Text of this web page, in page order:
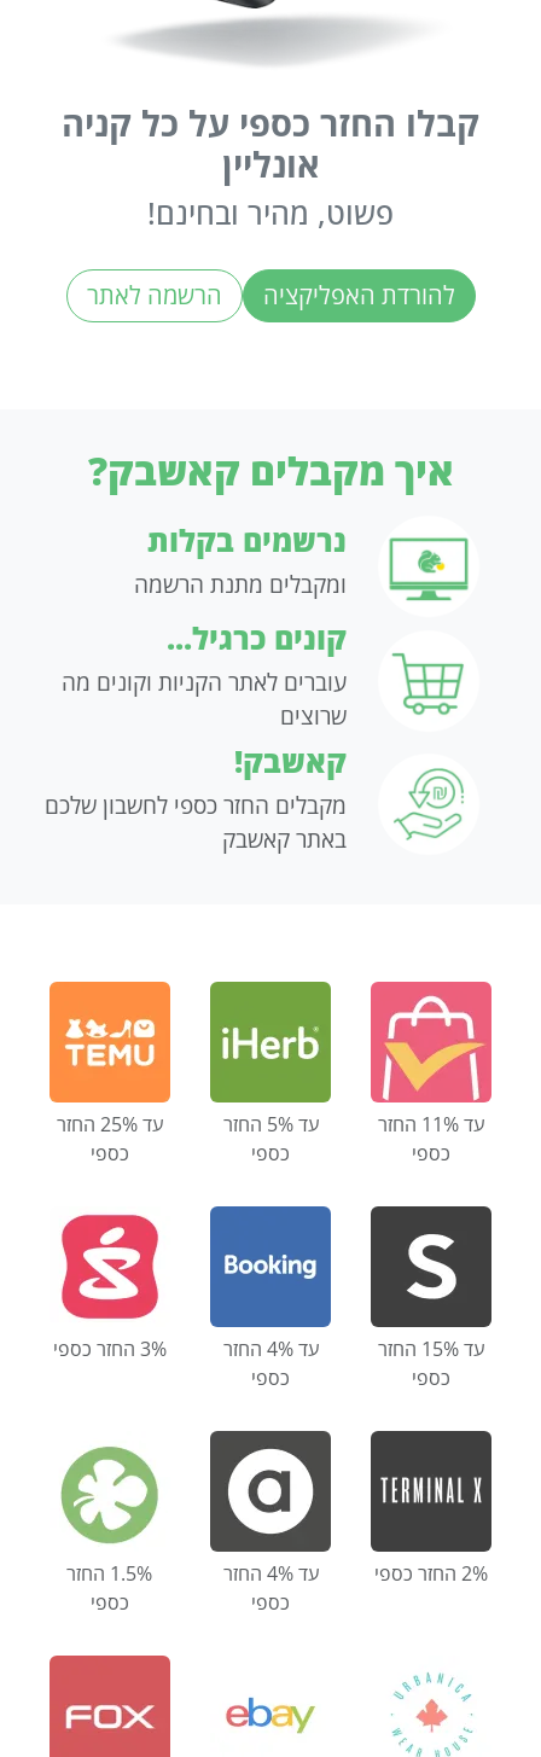
קבלו החזר כספי על כל קניה
אונליין
פשוט, מהיר ובחינם!
להורדת האפליקציה הרשמה לאתר
איך מקבלים קאשבק?
נרשמים בקלות
ומקבלים מתנת הרשמה
קונים כרגיל...
עוברים לאתר הקניות וקונים מה
שרוצים
קאשבק!
מקבלים החזר כספי לחשבון שלכם
באתר קאשבק
עד 11% החזר
כספי
עד 5% החזר
כספי
עד 25% החזר
כספי
עד 15% החזר
כספי
עד 4% החזר
כספי
3% החזר כספי
2% החזר כספי
עד 4% החזר
כספי
1.5% החזר
כספי